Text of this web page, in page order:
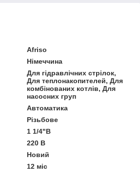
Afriso
Німеччина
Для гідравлічних стрілок,
Для теплонакопителей, Для
комбінованих котлів, Для
насосних груп
Автоматика
Різьбове
1 1/4"В
220 В
Новий
12 міс